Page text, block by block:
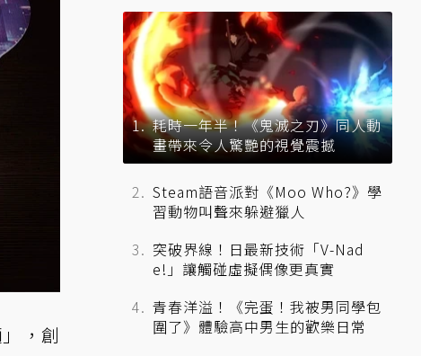
，創
耗時一年半！《鬼滅之刃》同人動
畫帶來令人驚艷的視覺震撼
Steam語音派對《Moo Who?》學
習動物叫聲來躲避獵人
突破界線！日最新技術「V-Nad
e!」讓觸碰虛擬偶像更真實
青春洋溢！《完蛋！我被男同學包
圍了》體驗高中男生的歡樂日常